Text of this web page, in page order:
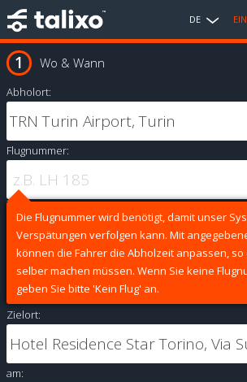
DE
Wo & Wann
Abholort:
Flugnummer:
Die Flugnummer wird benötigt, damit unser
Verspätungen verfolgen kann. Mit
können die Fahrer die Abholzeit anpassen, so
selber machen müssen. Wenn Sie keine
geben Sie bitte 'Kein Flug' an.
Zielort:
am: